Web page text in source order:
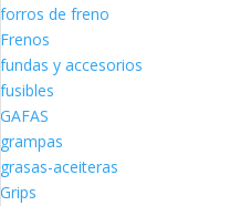
forros de freno
Frenos
fundas y accesorios
fusibles
GAFAS
grampas
grasas-aceiteras
Grips